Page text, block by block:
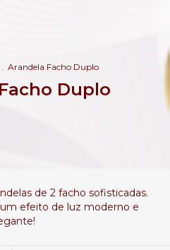
. Arandela Facho Duplo
Duplo
de 2 facho sofisticadas.
efeito de luz moderno e